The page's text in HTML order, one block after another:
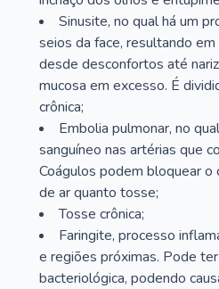
Sinusite, no qual há um
seios da face, resultando em
desde desconfortos até
mucosa em excesso. É
crônica;
Embolia pulmonar, no
sanguíneo nas artérias que
Coágulos podem bloquear
de ar quanto tosse;
Tosse crônica;
Faringite, processo
e regiões próximas. Pode
bacteriológica, podendo